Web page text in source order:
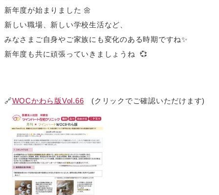
新年度が始まりました 🌼
新しい職場、新しい学校生活など、
みなさまご自身やご家族にも変化のある時期ですね✨
新年度も共に頑張っていきましょうね 💞
🔗WOCかわら版Vol.66 (クリックでご確認いただけます)